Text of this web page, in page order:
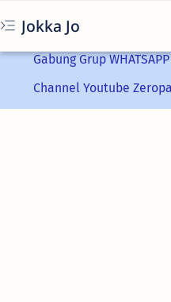
Jokka Jo
Gabung Grup
Channel Youtube